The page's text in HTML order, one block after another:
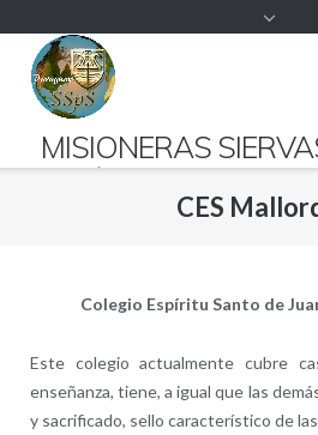
MISIONERAS
Presentes desde 1952 en suelo guaraní.
CES
Colegio Espíritu Santo de
Este colegio actualmente cubre
enseñanza, tiene, a igual que las
y sacrificado, sello característico de